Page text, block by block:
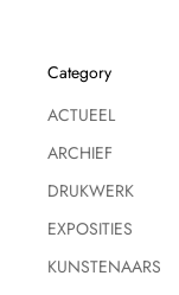
Category
ACTUEEL
ARCHIEF
DRUKWERK
EXPOSITIES
KUNSTENAARS